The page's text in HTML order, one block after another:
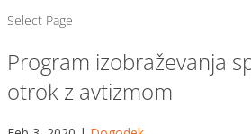
Select Page
Program izobraževanja
otrok z avtizmom